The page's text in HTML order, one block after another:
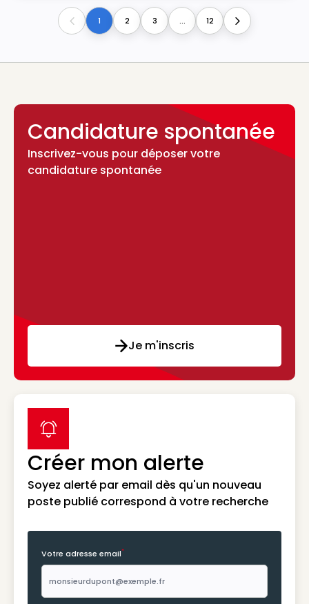
Previous1 2 3 ... 12 Next
Candidature spontanée
Inscrivez-vous pour déposer votre
candidature spontanée
Je m'inscris
Créer mon alerte
Soyez alerté par email dès qu'un nouveau
poste publié correspond à votre recherche
label icon
Votre adresse email*